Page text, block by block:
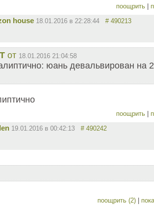
поощрить
house 18.01.2016 в 22:28:44 # 490213
от 18.01.2016 21:04:58
юань девальвирован на 2
поощрить
19.01.2016 в 00:42:13 # 490242
поощрить (2)